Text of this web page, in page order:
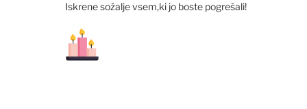
Iskrene sožalje vsem,ki jo boste pogrešali!